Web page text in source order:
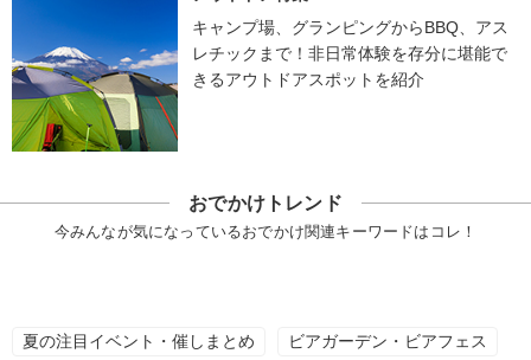
キャンプ場、グランピングからBBQ、アス
レチックまで！非日常体験を存分に堪能で
きるアウトドアスポットを紹介
おでかけトレンド
今みんなが気になっているおでかけ関連キーワードはコレ！
夏の注目イベント・催しまとめ ビアガーデン・ビアフェス